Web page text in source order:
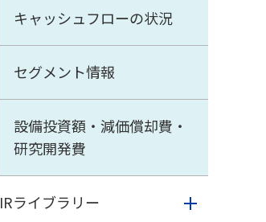
キャッシュフローの状況
セグメント情報
設備投資額・減価償却費・
研究開発費
IRライブラリー